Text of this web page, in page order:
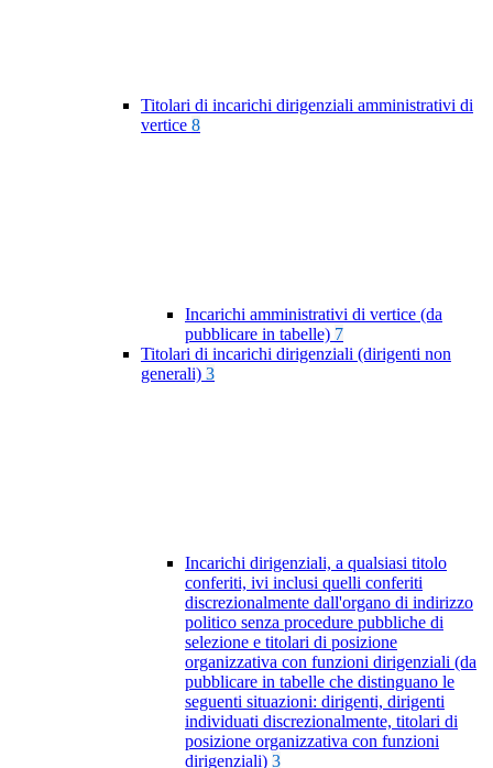
Titolari di incarichi dirigenziali amministrativi di
vertice 8
Incarichi amministrativi di vertice (da
pubblicare in tabelle) 7
Titolari di incarichi dirigenziali (dirigenti non
generali) 3
Incarichi dirigenziali, a qualsiasi titolo
conferiti, ivi inclusi quelli conferiti
discrezionalmente dall'organo di indirizzo
politico senza procedure pubbliche di
selezione e titolari di posizione
organizzativa con funzioni dirigenziali (da
pubblicare in tabelle che distinguano le
seguenti situazioni: dirigenti, dirigenti
individuati discrezionalmente, titolari di
posizione organizzativa con funzioni
dirigenziali) 3